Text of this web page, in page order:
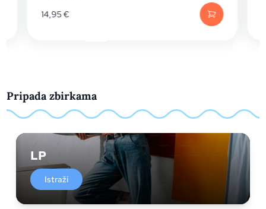
14,95€
Pripada zbirkama
LP
Istraži